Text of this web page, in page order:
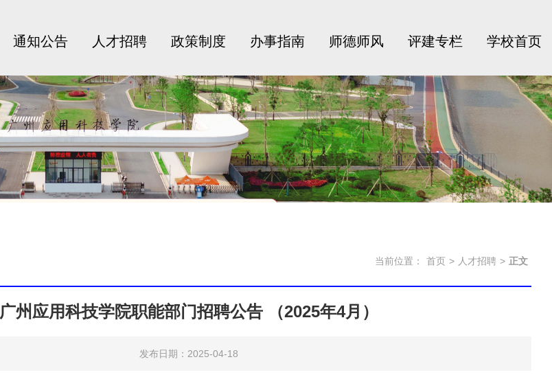
通知公告 人才招聘 政策制度 办事指南 师德师风 评建专栏 学校首页
当前位置： 首页 > 人才招聘 > 正文
广州应用科技学院职能部门招聘公告 （2025年4月）
发布日期：2025-04-18